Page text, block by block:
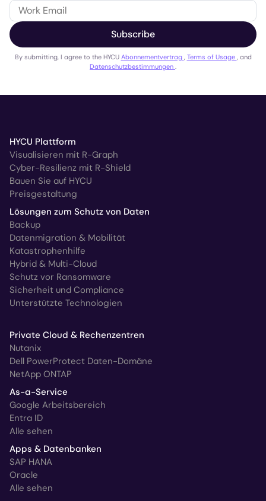
Subscribe
By submitting, I agree to the HYCU Abonnementvertrag Terms of Usage , and
Datenschutzbestimmungen
HYCU Plattform
Visualisieren mit R-Graph
Cyber-Resilienz mit R-Shield
Bauen Sie auf HYCU
Preisgestaltung
Lösungen zum Schutz von Daten
Backup
Datenmigration & Mobilität
Katastrophenhilfe
Hybrid & Multi-Cloud
Schutz vor Ransomware
Sicherheit und Compliance
Unterstützte Technologien
Private Cloud & Rechenzentren
Nutanix
Dell PowerProtect Daten-Domäne
NetApp ONTAP
As-a-Service
Google Arbeitsbereich
Entra ID
Alle sehen
Apps & Datenbanken
SAP HANA
Oracle
Alle sehen